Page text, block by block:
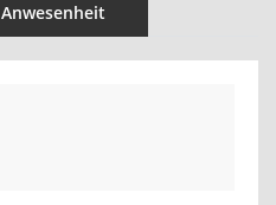
Anwesenheit